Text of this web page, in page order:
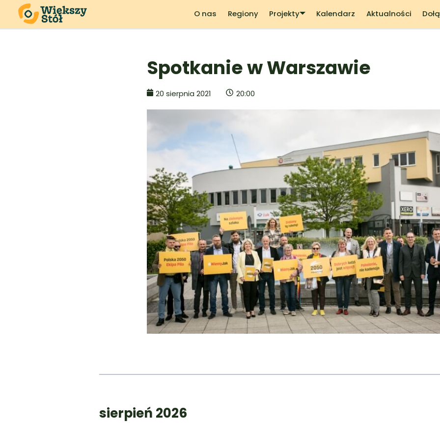
O nas Regiony Projekty Kalendarz Aktualności
Spotkanie w Warszawie
20 sierpnia 2021 20:00
sierpień 2026